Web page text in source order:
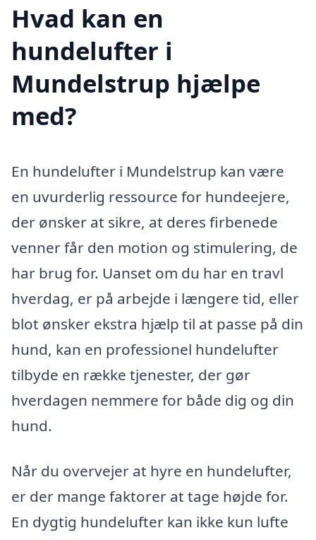
Hvad kan en
hundelufter i
Mundelstrup hjælpe
med?
En hundelufter i Mundelstrup kan være
en uvurderlig ressource for hundeejere,
der ønsker at sikre, at deres firbenede
venner får den motion og stimulering, de
har brug for. Uanset om du har en travl
hverdag, er på arbejde i længere tid, eller
blot ønsker ekstra hjælp til at passe på din
hund, kan en professionel hundelufter
tilbyde en række tjenester, der gør
hverdagen nemmere for både dig og din
hund.
Når du overvejer at hyre en hundelufter,
er der mange faktorer at tage højde for.
En dygtig hundelufter kan ikke kun lufte